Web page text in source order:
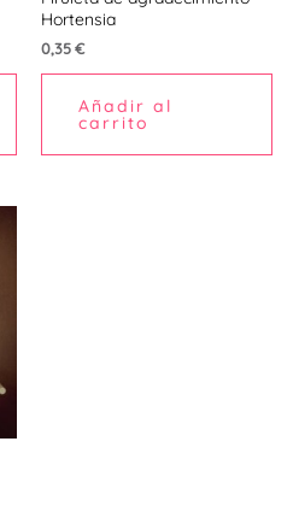
Hortensia
0,35€
Añadir al
carrito